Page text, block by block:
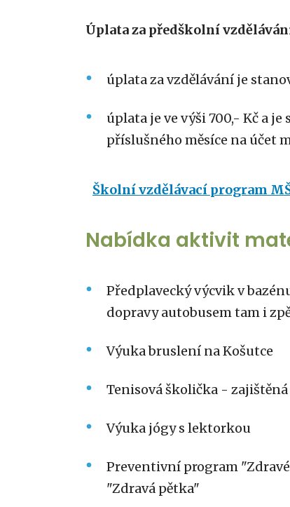
Úplata za předškolní
úplata za vzdělávání je
úplata je ve výši 700,- Kč a
příslušného měsíce na účet
Školní vzdělávací program
Nabídka aktivit
Předplavecký výcvik v
dopravy autobusem tam i
Výuka bruslení na Košutce
Tenisová školička -
Výuka jógy s lektorkou
Preventivní program
"Zdravá pětka"